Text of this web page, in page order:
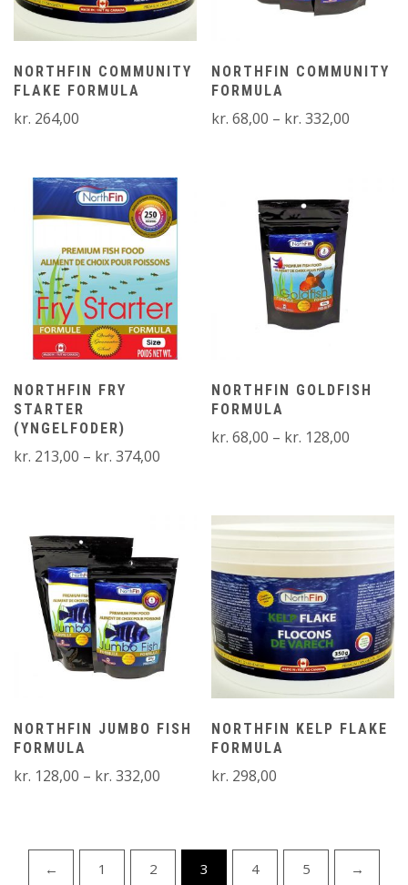
NORTHFIN COMMUNITY
FLAKE FORMULA
kr. 264,00
NORTHFIN COMMUNITY
FORMULA
kr. 68,00 – kr. 332,00
NORTHFIN FRY
STARTER
(YNGELFODER)
kr. 213,00 – kr. 374,00
kr. 374,00
NORTHFIN GOLDFISH
FORMULA
kr. 68,00 – kr. 128,00
NORTHFIN JUMBO FISH
FORMULA
kr. 128,00 – kr. 332,00 Prisinterval:
NORTHFIN KELP FLAKE
FORMULA
kr. 298,00
← 1 2 3 4 5 →